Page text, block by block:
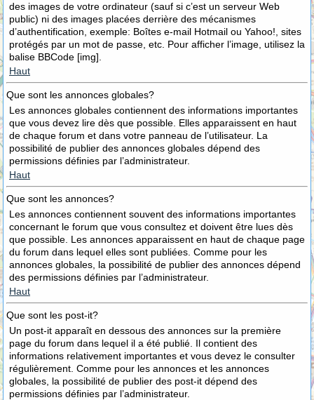
des images de votre ordinateur (sauf si c’est un serveur Web
public) ni des images placées derrière des mécanismes
d’authentification, exemple: Boîtes e-mail Hotmail ou Yahoo!, sites
protégés par un mot de passe, etc. Pour afficher l’image, utilisez la
balise BBCode [img].
Haut
Que sont les annonces globales?
Les annonces globales contiennent des informations importantes
que vous devez lire dès que possible. Elles apparaissent en haut
de chaque forum et dans votre panneau de l’utilisateur. La
possibilité de publier des annonces globales dépend des
permissions définies par l’administrateur.
Haut
Que sont les annonces?
Les annonces contiennent souvent des informations importantes
concernant le forum que vous consultez et doivent être lues dès
que possible. Les annonces apparaissent en haut de chaque page
du forum dans lequel elles sont publiées. Comme pour les
annonces globales, la possibilité de publier des annonces dépend
des permissions définies par l’administrateur.
Haut
Que sont les post-it?
Un post-it apparaît en dessous des annonces sur la première
page du forum dans lequel il a été publié. Il contient des
informations relativement importantes et vous devez le consulter
régulièrement. Comme pour les annonces et les annonces
globales, la possibilité de publier des post-it dépend des
permissions définies par l’administrateur.